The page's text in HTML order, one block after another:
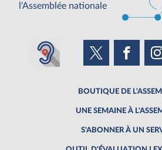
l'Assemblée nationale
BOUTIQUE DE
UNE SEMAINE À
S'ABONNER À UN